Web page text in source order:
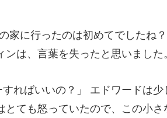
でしたね
とても怒っていたので、この小